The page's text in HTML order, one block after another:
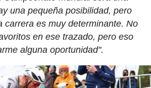
una pequeña posibilidad, pero
carrera es muy determinante. No
en ese trazado, pero eso
alguna oportunidad".